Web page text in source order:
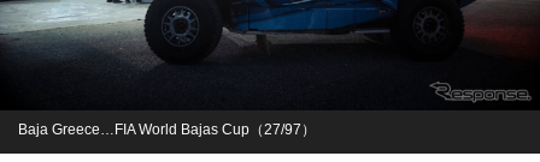
Baja Greece…FIA World Bajas Cup（27/97）